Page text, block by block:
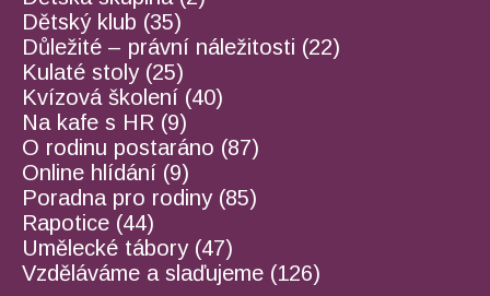
Dětský klub (35)
Důležité – právní náležitosti (22)
Kulaté stoly(25)
Kvízová školení (40)
Na kafe s HR (9)
O rodinu postaráno (87)
Online hlídání (9)
Poradna pro rodiny(85)
Rapotice (44)
Umělecké tábory(47)
Vzděláváme a slaďujeme (126)